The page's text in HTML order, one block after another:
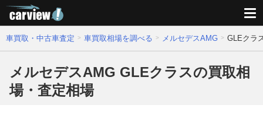
車買取・中古車査定 車買取相場を調べる メルセデスAMG GLEクラ
メルセデスAMG GLEクラスの買取相
場・査定相場